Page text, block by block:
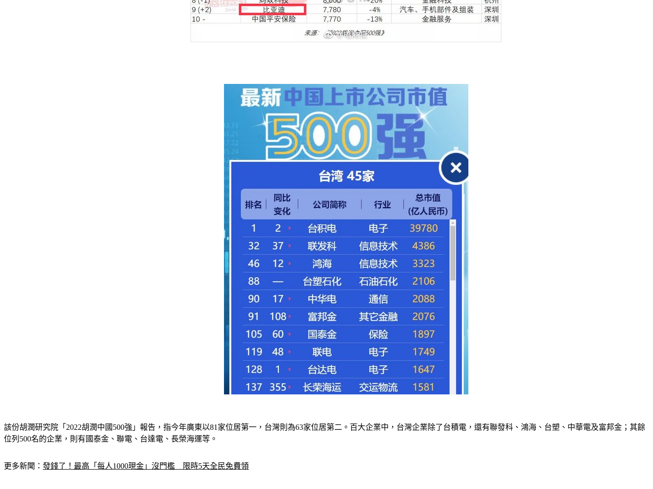
該份胡潤研究院「2022胡潤中國500強」報告，指今年廣東以81家位居第一，台灣則為63家位居第二。百大企業中，台灣企業除了台積電，還有聯發科、鴻海、台塑、中華電及富邦金；其餘
位列500名的企業，則有國泰金、聯電、台達電、長榮海運等。
更多新聞： 發錢了！最高「每人1000現金」沒門檻　限時5天全民免費領